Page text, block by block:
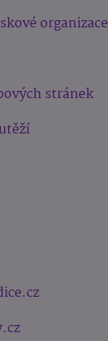
organizace
stránek